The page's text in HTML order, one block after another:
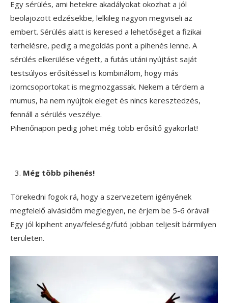
Egy sérülés, ami hetekre akadályokat okozhat a jól
beolajozott edzésekbe, lelkileg nagyon megviseli az
embert. Sérülés alatt is keresed a lehetőséget a fizikai
terhelésre, pedig a megoldás pont a pihenés lenne. A
sérülés elkerülése végett, a futás utáni nyújtást saját
testsúlyos erősítéssel is kombinálom, hogy más
izomcsoportokat is megmozgassak. Nekem a térdem a
mumus, ha nem nyújtok eleget és nincs keresztedzés,
fennáll a sérülés veszélye.
Pihenőnapon pedig jöhet még több erősítő gyakorlat!
Még több pihenés!
Törekedni fogok rá, hogy a szervezetem igényének
megfelelő alvásidőm meglegyen, ne érjem be 5-6 órával!
Egy jól kipihent anya/feleség/futó jobban teljesít bármilyen
területen.